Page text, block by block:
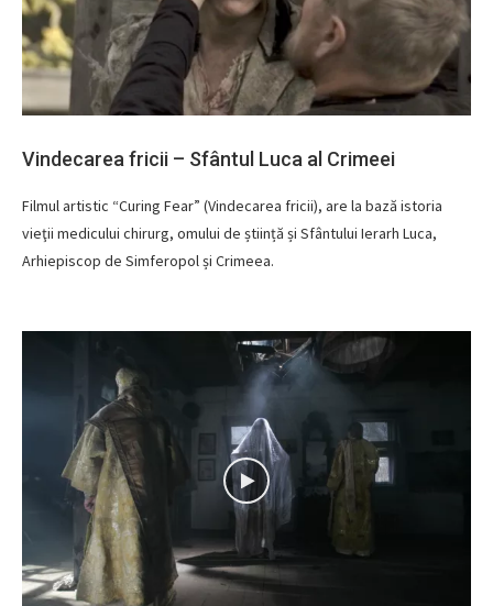
Vindecarea fricii – Sfântul Luca al Crimeei
Filmul artistic “Curing Fear” (Vindecarea fricii), are la bază istoria
vieţii medicului chirurg, omului de știință și Sfântului Ierarh Luca,
Arhiepiscop de Simferopol și Crimeea.